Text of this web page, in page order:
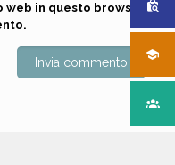
web in questo browser